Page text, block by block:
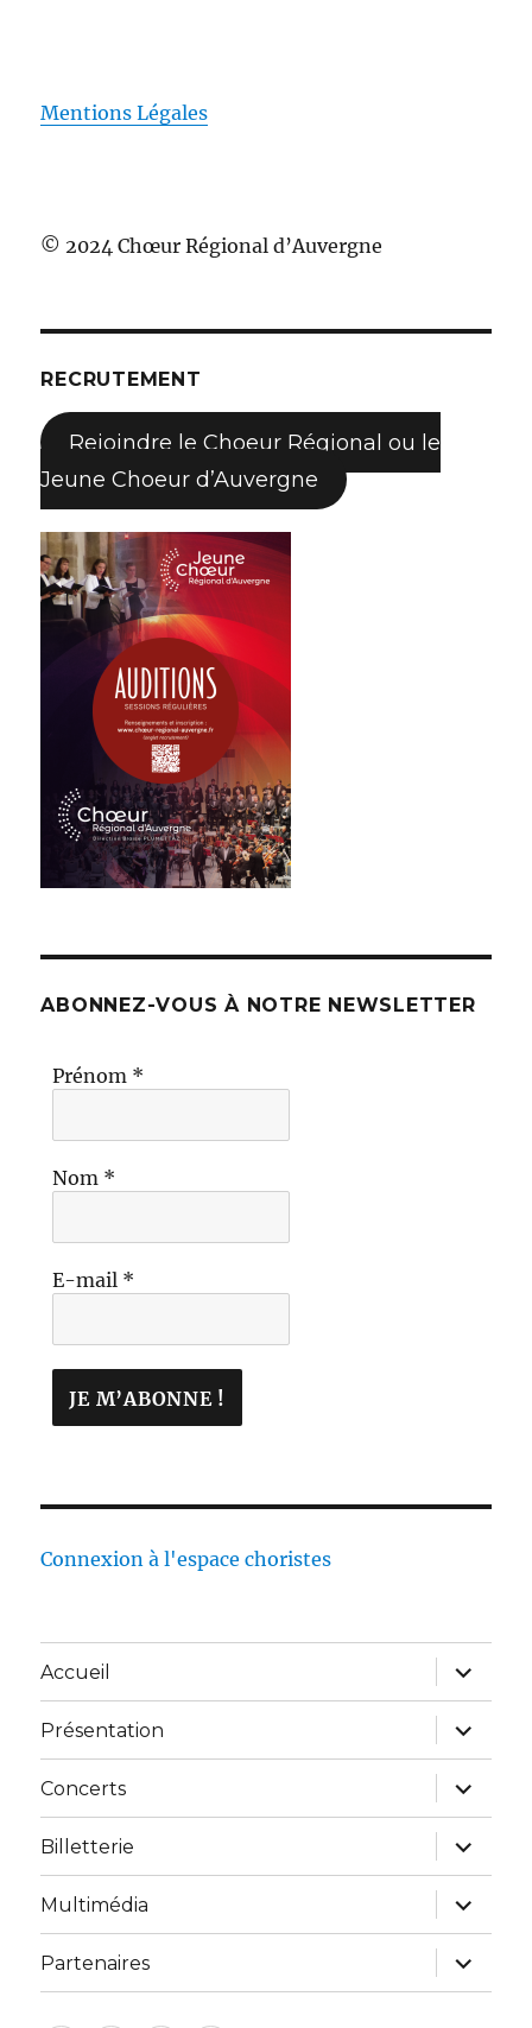
Mentions Légales
© 2024 Chœur Régional d’Auvergne
RECRUTEMENT
Rejoindre le Choeur Régional ou le
Jeune Choeur d’Auvergne
ABONNEZ-VOUS À NOTRE NEWSLETTER
Prénom *
Nom *
E-mail *
Connexion à l'espace choristes
Accueil
Présentation
Concerts
Billetterie
Multimédia
Partenaires